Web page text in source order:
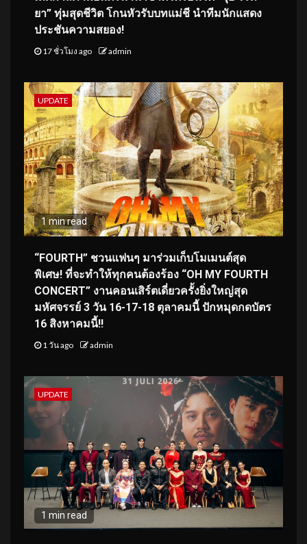
ยา” ทุ่มสุดชีวิต โกนหัวรับบทแม่ชี นำทีมนักแสดง
ประชันความสยอง!
17 ชั่วโมง ago admin
UPDATE
1 min read
“FOURTH” ชวนแฟนๆ มาร่วมเก็บโมเมนต์สุด
พิเศษ! ที่จะทำให้ทุกคนต้องร้อง “OH MY FOURTH
CONCERT” งานคอนเสิร์ตเดี่ยวครั้งยิ่งใหญ่สุด
มหัศจรรย์ 3 วัน 16-17-18 ตุลาคมนี้ ปักหมุดกดบัตร
16 สิงหาคมนี้!!
1 วัน ago admin
UPDATE
1 min read